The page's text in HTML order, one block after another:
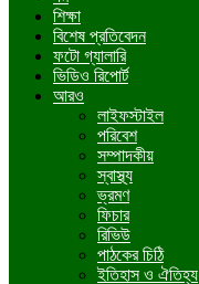
শিক্ষা
বিশেষ প্রতিবেদন
ফটো গ্যালারি
ভিডিও রিপোর্ট
আরও
লাইফস্টাইল
পরিবেশ
সম্পাদকীয়
স্বাস্থ্য
ভ্রমণ
ফিচার
রিভিউ
পাঠকের চিঠি
ইতিহাস ও ঐতিহ্য